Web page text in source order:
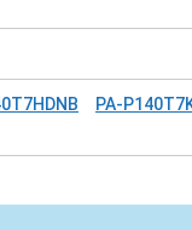
PA-